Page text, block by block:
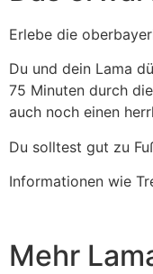
Erlebe die
Du und dein Lama
75 Minuten durch
auch noch einen
Du solltest gut zu
Informationen wie
Mehr